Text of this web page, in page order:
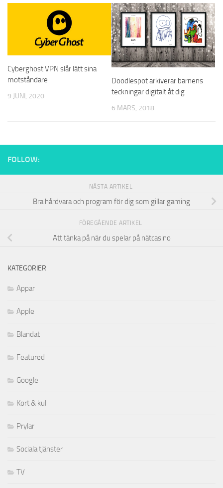
Cyberghost VPN slår lätt sina
motståndare
9 JUNI, 2020
Doodlespot arkiverar barnens
teckningar digitalt åt dig
6 MARS, 2018
FOLLOW:
NÄSTA ARTIKEL
Bra hårdvara och program för dig som gillar gaming
FÖREGÅENDE ARTIKEL
Att tänka på när du spelar på nätcasino
KATEGORIER
Appar
Apple
Blandat
Featured
Google
Kort & kul
Prylar
Sociala tjänster
TV